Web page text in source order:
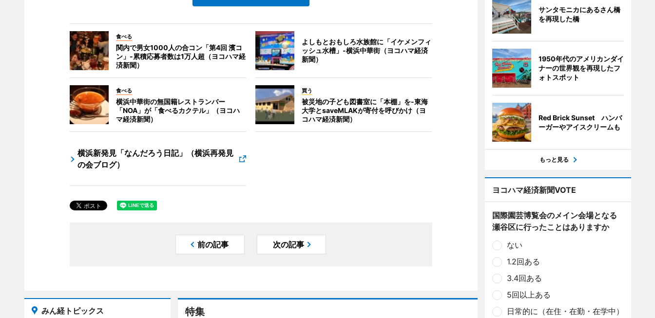
食べる
関内で男女1000人の合コン「第4回 濱コ
ン」-累積応募者数は1万人超（ヨコハマ経
済新聞）
よしもとおもしろ水族館に「イケメンフィ
ッシュ水槽」-横浜中華街（ヨコハマ経済
新聞）
食べる
横浜中華街の無国籍レストランバー
「NOA」が「食べるカクテル」（ヨコハ
マ経済新聞）
買う
被災地の子ども図書室に「本棚」を-東海
大学とsaveMLAKが寄付を呼びかけ（ヨ
コハマ経済新聞）
横浜新発見「なんだろう日記」（横浜再発見
の会ブログ）
前の記事 次の記事
特集
みん経トピックス
サンタモニカにあるさん橋
を再現した橋
1950年代のアメリカンダイ
ナーの世界観を再現したフ
ォトスポット
Red Brick Sunset ハンバ
ーガーやアイスクリームも
もっと見る
ヨコハマ経済新聞VOTE
国際園芸博覧会のメイン会場となる
瀬谷区に行ったことはありますか
ない
1.2回ある
3.4回ある
5回以上ある
日常的に（在住・在勤・在学中）